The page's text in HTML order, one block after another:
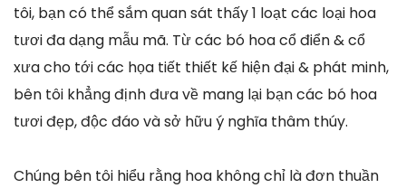
tôi, bạn có thể sắm quan sát thấy 1 loạt các loại hoa
tươi đa dạng mẫu mã. Từ các bó hoa cổ điển & cổ
xưa cho tới các họa tiết thiết kế hiện đại & phát minh,
bên tôi khẳng định đưa về mang lại bạn các bó hoa
tươi đẹp, độc đáo và sở hữu ý nghĩa thâm thúy.
Chúng bên tôi hiểu rằng hoa không chỉ là đơn thuần